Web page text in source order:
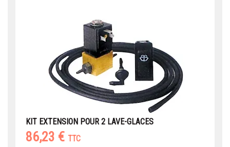
KIT EXTENSION POUR 2 LAVE-GLACES
86,23 € TTC